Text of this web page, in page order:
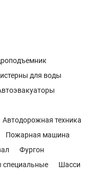
для воды
Автодорожная техника
Пожарная машина
Фургон
специальные Шасси